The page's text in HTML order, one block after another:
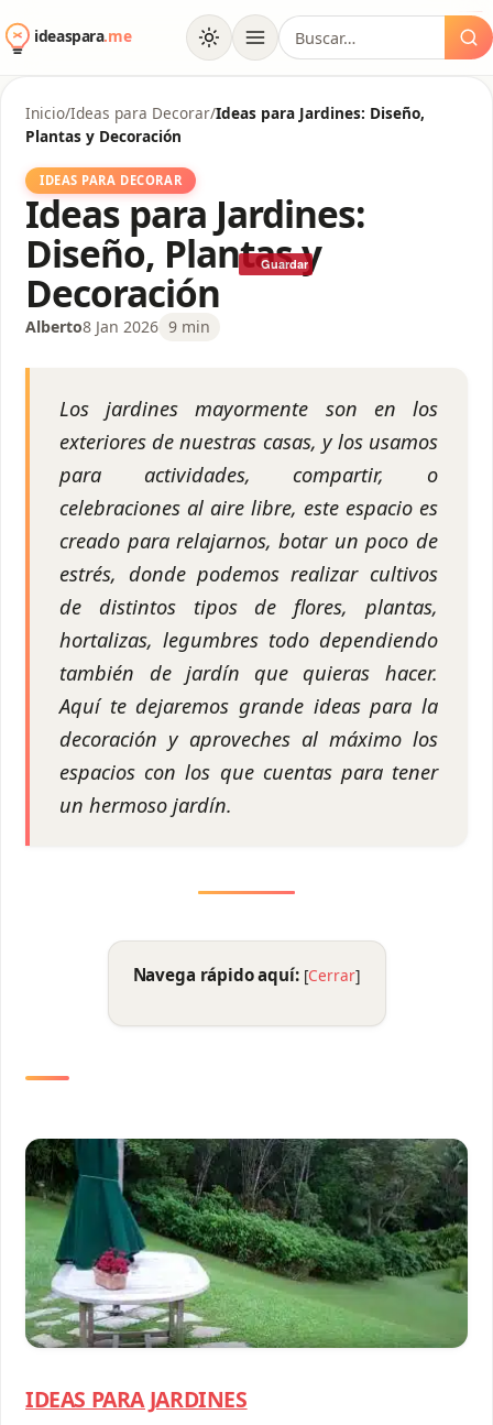
al
contenido
Buscar:
Inicio/Ideas para Decorar/Ideas para Jardines: Diseño,
Plantas y Decoración
IDEAS PARA DECORAR
Ideas para Jardines:
Diseño, Plantas y
Decoración
Alberto8 Jan 2026 9 min
Los jardines mayormente son en los
exteriores de nuestras casas, y los usamos
para actividades, compartir, o
celebraciones al aire libre, este espacio es
creado para relajarnos, botar un poco de
estrés, donde podemos realizar cultivos
de distintos tipos de flores, plantas,
hortalizas, legumbres todo dependiendo
también de jardín que quieras hacer.
Aquí te dejaremos grande ideas para la
decoración y aproveches al máximo los
espacios con los que cuentas para tener
un hermoso jardín.
Navega rápido aquí: [Cerrar]
IDEAS PARA JARDINES
Guardar